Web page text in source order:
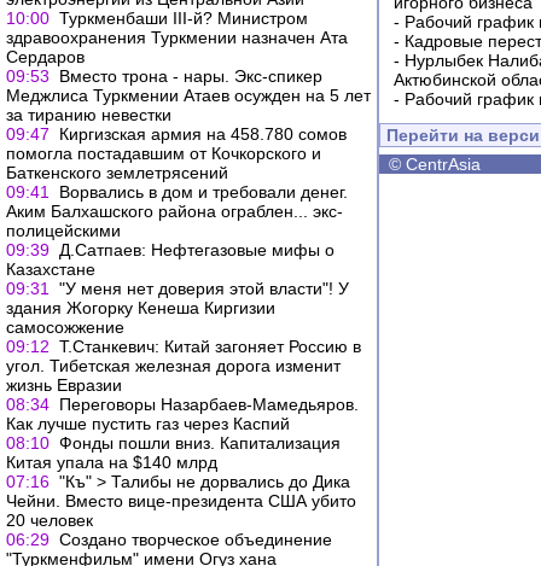
10:00 Туркменбаши III-й? Министром
здравоохранения Туркмении назначен Ата
Сердаров
09:53
Вместо трона - нары. Экс-спикер
Меджлиса Туркмении Атаев осужден на 5 лет
за тиранию невестки
09:47
Киргизская армия на 458.780 сомов
помогла постадавшим от Кочкорского и
Баткенского землетрясений
09:41
Ворвались в дом и требовали денег.
Аким Балхашского района ограблен... экс-
полицейскими
09:39 Д.Сатпаев: Нефтегазовые мифы о
Казахстане
09:31
"У меня нет доверия этой власти"! У
здания Жогорку Кенеша Киргизии
самосожжение
09:12 Т.Станкевич: Китай загоняет Россию в
угол. Тибетская железная дорога изменит
жизнь Евразии
08:34 Переговоры Назарбаев-Мамедьяров.
Как лучше пустить газ через Каспий
08:10 Фонды пошли вниз. Капитализация
Китая упала на $140 млрд
07:16 "Къ" > Талибы не дорвались до Дика
Чейни. Вместо вице-президента США убито
20 человек
06:29 Создано творческое объединение
"Туркменфильм" имени Огуз хана
- Рабочий график
- Кадровые
- Нурлыбек
Актюбинской
- Рабочий график
Перейти на
© CentrAsia